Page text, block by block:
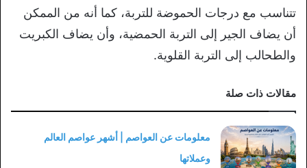
تتناسب مع درجات الحموضة للتربة، كما أنه من الممكن
أن يضاف الجير إلى التربة الحمضية، وأن يضاف الكبريت
والطحالب إلى التربة القلوية.
مقالات ذات صلة
معلومات عن العواصم | أشهر عواصم العالم
وعملاتها